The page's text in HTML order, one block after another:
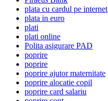
plata cu cardul pe internet
plata in euro
plati
plati online
Polita asigurare PAD
poprire
poprire
poprire ajutor maternitate
poprire alocatie copil
poprire card salariu